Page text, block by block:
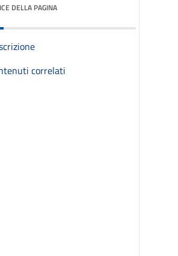
DELLA PAGINA
correlati